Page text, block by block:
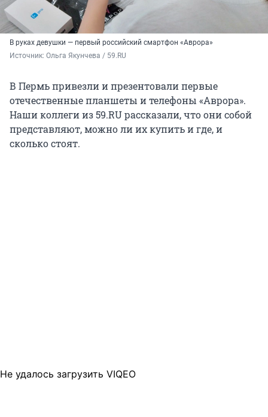
В руках девушки — первый российский смартфон «Аврора»
Источник: Ольга Якунчева / 59.RU
В Пермь привезли и презентовали первые
отечественные планшеты и телефоны «Аврора».
Наши коллеги из 59.RU рассказали, что они собой
представляют, можно ли их купить и где, и
сколько стоят.
Не удалось загрузить VIQEO